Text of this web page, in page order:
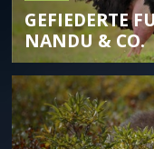
GEFIEDERTE
NDU & CO.